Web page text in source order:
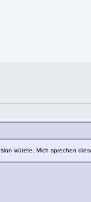
wütete. Mich sprechen